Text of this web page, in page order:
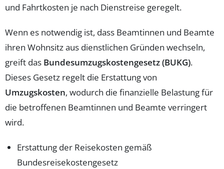
und Fahrtkosten je nach Dienstreise geregelt.
Wenn es notwendig ist, dass Beamtinnen und Beamte
ihren Wohnsitz aus dienstlichen Gründen wechseln,
greift das Bundesumzugskostengesetz (BUKG).
Dieses Gesetz regelt die Erstattung von
Umzugskosten, wodurch die finanzielle Belastung für
die betroffenen Beamtinnen und Beamte verringert
wird.
Erstattung der Reisekosten gemäß
Bundesreisekostengesetz